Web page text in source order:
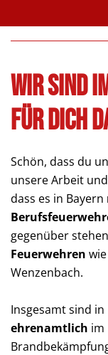
Wir sind
für dich
Schön, dass du
unsere Arbeit
dass es in Bayern
gegenüber
Feuerwehren
Wenzenbach.
Insgesamt sind in
ehrenamtlich im